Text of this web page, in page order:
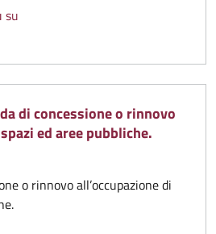
su
di concessione o rinnovo
ed aree pubbliche.
o rinnovo all’occupazione di